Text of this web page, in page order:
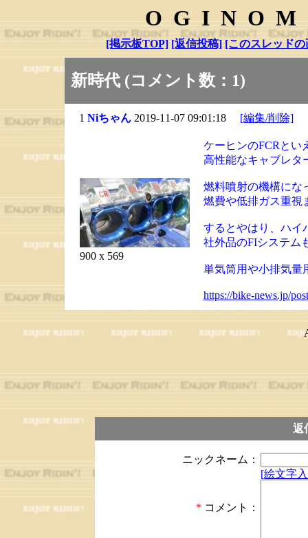
[掲示板TOP] [返信投稿] [このスレッドの
新時代 (コメント数：1)
1 Niちゃん2019-11-07 09:01:18 [編集/削除]
900 x 569
ケーヒンのFCRとい
高性能なキャブレタ
燃料噴射の機構にな
燃費や低排ガス重視
するとやはり、ハイ
社外品のFIシステム
単気筒用や小排気量
https://bike-news.jp/
返
ニックネーム：
* コメント：
[絵文字